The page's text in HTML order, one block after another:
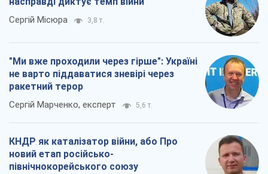
Сергій Місюра 3,8 т.
"Ми вже проходили через гірше": Україні
не варто піддаватися зневірі через
ракетний терор
Сергій Марченко, експерт 5,6 т.
КНДР як каталізатор війни, або Про
новий етап російсько-
північнокорейського союзу